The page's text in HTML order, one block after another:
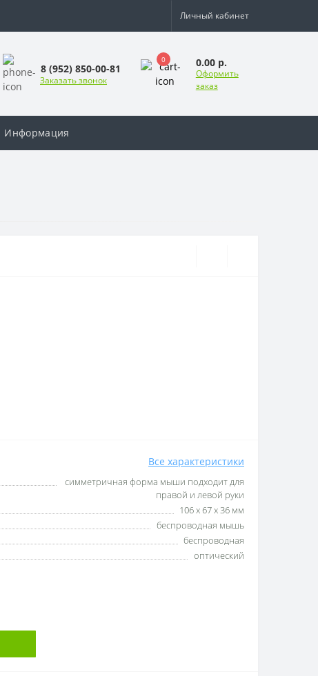
Личный кабинет
8 (952) 850-00-81
Заказать звонок
0 0.00 р.
Оформить
заказ
Информация
Все характеристики
симметричная форма мыши подходит для
правой и левой руки
106 х 67 х 36 мм
беспроводная мышь
беспроводная
оптический